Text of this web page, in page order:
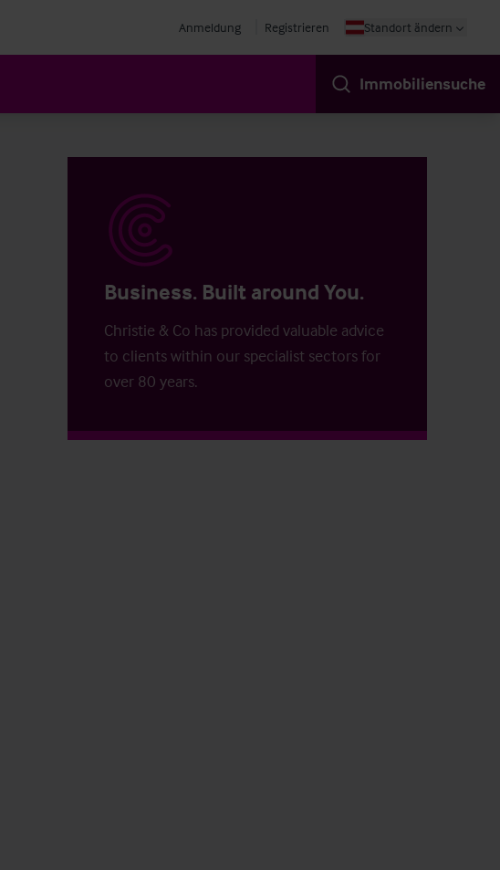
Anmeldung Registrieren Standort ändern
Immobiliensuche
Business. Built around You.
Christie & Co has provided valuable advice
to clients within our specialist sectors for
over 80 years.